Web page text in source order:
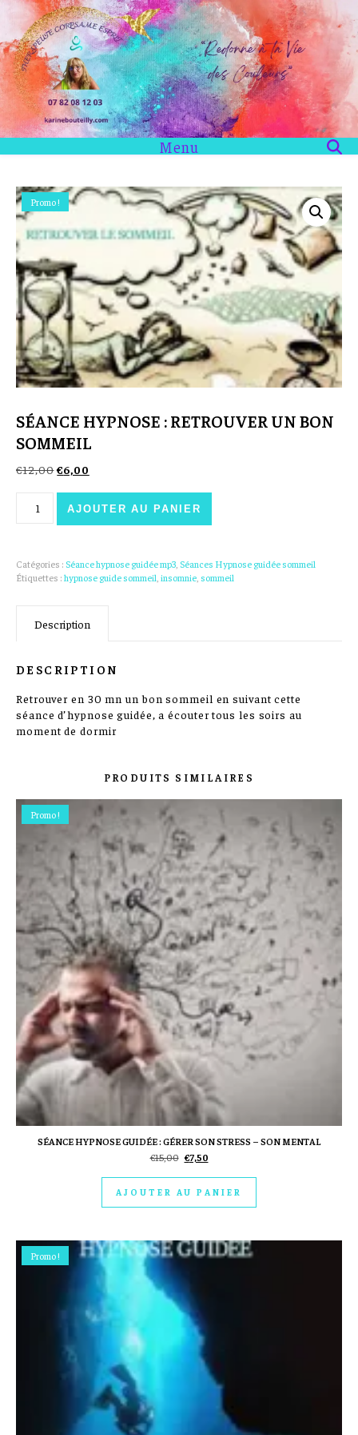
Menu
Promo !
SÉANCE HYPNOSE : RETROUVER UN BON
SOMMEIL
€12,00Le prix initial était : €12,00.
€6,00
AJOUTER AU PANIER
Catégories :Séance hypnose guidée mp3 Séances Hypnose guidée sommeil
Étiquettes :hypnose guide sommeil insomnie sommeil
Description
DESCRIPTION
Retrouver en 30 mn un bon sommeil en suivant cette
séance d’hypnose guidée, a écouter tous les soirs au
moment de dormir
PRODUITS SIMILAIRES
Promo !
SÉANCE HYPNOSE GUIDÉE : GÉRER SON STRESS – SON MENTAL
€15,00 Le prix initial était : €15,00.
€7,50Le prix actuel est : €7,50.
AJOUTER AU PANIER
Promo !